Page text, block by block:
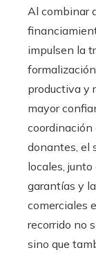
Al combinar
impulsen la
productiva y
mayor
coordinación
donantes, el
locales,
garantías y
comerciales
recorrido no
sino que